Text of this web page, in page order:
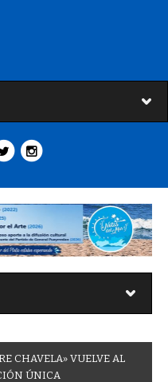
E CHAVELA» VUELVE AL
IÓN ÚNICA